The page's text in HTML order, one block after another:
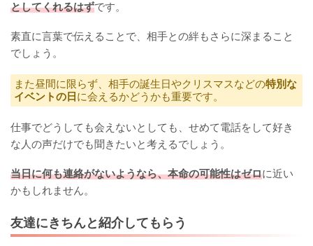
としてくれるはずです。
素直に言葉で伝えることで、相手との絆もさらに深まること
でしょう。
また昼間に限らず、相手の誕生日やクリスマスなどの特別な
イベントの日 に会えるかどうかも重要です。
仕事でどうしても会えないとしても、せめて電話をして好き
な人の声だけでも聞きたいと考えるでしょう。
当日に何も連絡がないようなら、本命の可能性はゼロに近い
かもしれません。
友達にきちんと紹介してもらう